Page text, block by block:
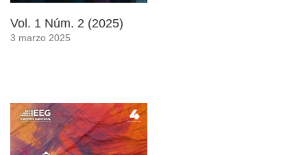
Vol. 1 Núm. 2 (2025)
3 marzo 2025